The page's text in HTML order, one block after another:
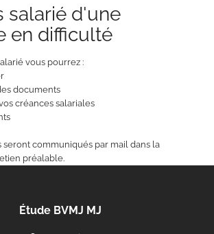
salarié d'une
en difficulté
vous pourrez :
documents
créances salariales
seront communiqués par mail dans la
préalable.
Étude BVMJ MJ